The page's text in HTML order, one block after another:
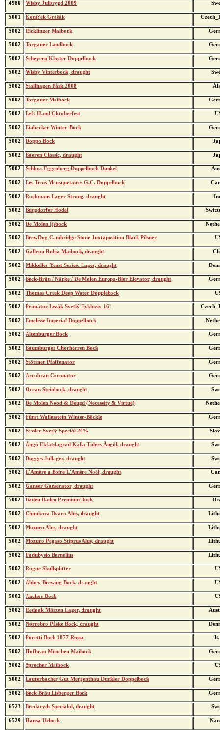
4980 Wisby Julbrygd 2009
5001 Koní?ek Grošák
5002 Ricklinger Maibock
5002 Torgauer Landbock
5002 Scheyern Kloster Doppelbock
5002 Wisby Vinterbock, draught
5002 Stallhagen Påsk 2008
5002 Torgauer Maibock
5002 Left Hand Oktoberfest
5002 Einbecker Winter-Bock
5002 Doppo Bock
5002 Baeren Classic, draught
5002 Schloss Eggenberg Doppelbock Dunkel
5002 Les Trois Mousquetaires G.C. Doppelbock
5002 Rockmans Lager Strong, draught
5002 Burgdorfer Hodel
5002 De Molen Ijsbock
5002 BrewDog Cambridge Stone Juxtaposition Black Pilsner
5002 Galleon Rubia Maibock, draught
5002 Mikkeller Yeast Series: Lager, draught
5002 Beck-Bräu / Närke / De Molen Europa-Bier Elevator, draught
5002 Thomas Creek Deep Water Dopplebock
5002 Primátor Lezák Svetlý Exkluziv 16°
5002 Emelisse Imperial Doppelbock
5002 Altenburger Bock
5002 Baumburger Chorherren Bock
5002 Stöttner Pfaffenator
5002 Arcobräu Coronator
5002 Ocean Steinbock, draught
5002 De Molen Nood & Deugd (Necessity & Virtue)
5002 Fürst Wallerstein Winter-Böckle
5002 Sessler Svetlý Speciál 20%
5002 Ängö Ekfatslagrad Kalla Tiders Ängöl, draught
5002 Dugges Jullager, draught
5002 L'Amère a Boire L'Amère Noël, draught
5002 Ganser Ganserator, draught
5002 Baden Baden Premium Bock
5002 Chimkora Dvaro Alus, draught
5002 Mozuro Alus, draught
5002 Mozuro Pegaso Stiprus Alus, draught
5002 Padubysio Bernelius
5002 Rogue Skullsplitter
5002 Abbey Brewing Bock, draught
5002 Anchor Bock
5002 Redoak Märzen Lager, draught
5002 Nørrebro Påske Bock, draught
5002 Poretti Bock 1877 Rossa
5002 Hofbräu München Maibock
5002 Sprecher Maibock
5002 Lauterbacher Gut Mergenthau Dunkler Doppelbock
5002 Beck Bräu Lisberger Bock
6523 Bredaryds Specialöl, draught
6529 Hansa Urbock